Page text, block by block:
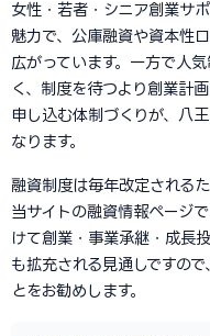
女性・若者・シニア創業サ
魅力で、公庫融資や資本性
広がっています。一方で人
く、制度を待つより創業計
申し込む体制づくりが、八
なります。
融資制度は毎年改定される
当サイトの融資情報ページ
けて創業・事業承継・成長
も拡充される見通しですの
とをお勧めします。